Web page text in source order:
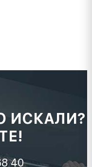
ИСКАЛИ?
40